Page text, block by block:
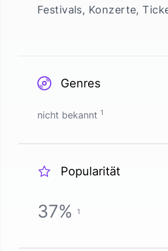
Festivals, Konzerte,
Genres
nicht bekannt 1
Popularität
37% 1